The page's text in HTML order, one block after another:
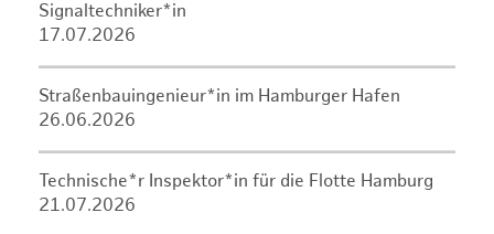
Signaltechniker*in
17.07.2026
Straßenbauingenieur*in im Hamburger Hafen
26.06.2026
Technische*r Inspektor*in für die Flotte Hamburg
21.07.2026